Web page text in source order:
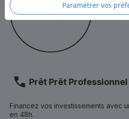
Découvrir
Prêt Prêt
Financez vos investissements avec
en 48h.
Paramétrer vos